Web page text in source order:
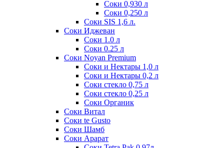
Соки 0,930 л
Соки 0,250 л
Соки SIS 1,6 л.
Соки Иджеван
Соки 1.0 л
Соки 0.25 л
Соки Noyan Premium
Соки и Нектары 1,0 л
Соки и Нектары 0,2 л
Соки стекло 0,75 л
Соки стекло 0,25 л
Соки Органик
Соки Витал
Соки te Gusto
Соки Шамб
Соки Арарат